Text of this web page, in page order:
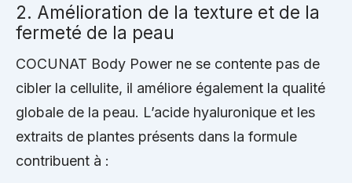
2. Amélioration de la texture et de la
fermeté de la peau
COCUNAT Body Power ne se contente pas de
cibler la cellulite, il améliore également la qualité
globale de la peau. L’acide hyaluronique et les
extraits de plantes présents dans la formule
contribuent à :